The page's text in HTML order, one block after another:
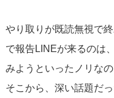
やり取りが既読無視で
で報告LINEが来るのは
みようといったノリなの
そこから、深い話題だ